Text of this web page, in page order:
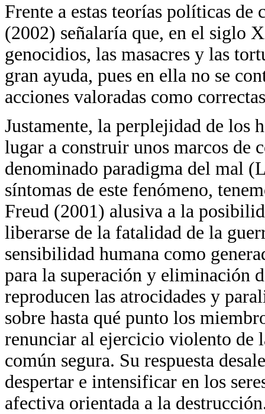
Frente a estas teorías políticas
(2002) señalaría que, en el siglo
genocidios, las masacres y las
gran ayuda, pues en ella no se
acciones valoradas como
Justamente, la perplejidad de los
lugar a construir unos marcos de
denominado paradigma del mal
síntomas de este fenómeno,
Freud (2001) alusiva a la
liberarse de la fatalidad de la
sensibilidad humana como
para la superación y eliminación
reproducen las atrocidades y
sobre hasta qué punto los
renunciar al ejercicio violento de
común segura. Su respuesta
despertar e intensificar en los
afectiva orientada a la